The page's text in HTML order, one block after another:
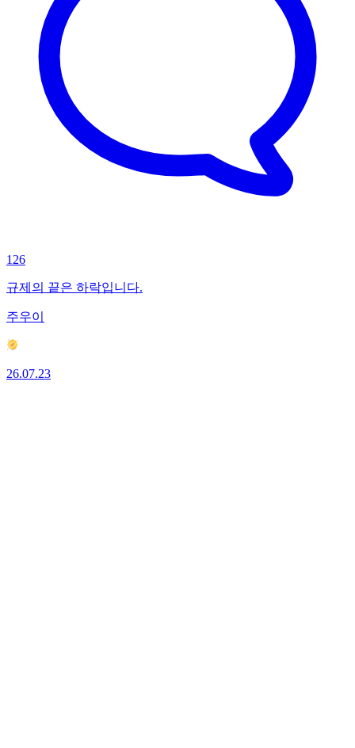
126
규제의 끝은 하락입니다.
주우이
26.07.23